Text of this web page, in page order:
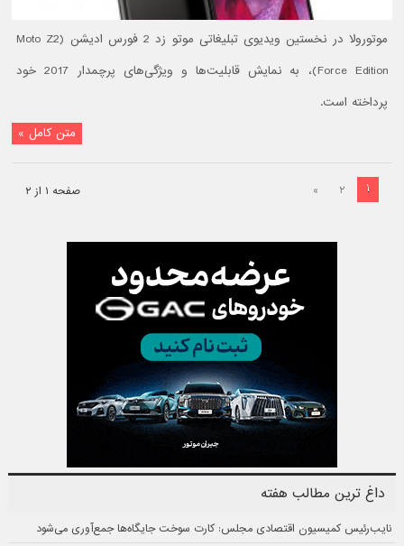
موتورولا در نخستین ویدیوی تبلیغاتی موتو زد 2 فورس ادیشن (Moto Z2
Force Edition)، به نمایش قابلیت‌ها و ویژگی‌های پرچمدار 2017 خود
پرداخته است.
متن کامل »
صفحه ۱ از ۲ ۱ ۲ »
داغ ترین مطالب هفته
نایب‌رئیس کمیسیون اقتصادی مجلس: کارت سوخت جایگاه‌ها جمع‌آوری می‌شود